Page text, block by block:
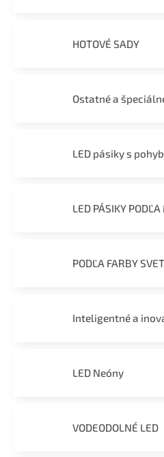
HOTOVÉ SADY
Ostatné a
LED pásiky s
LED PÁSIKY
PODĽA FARBY
Inteligentné a
LED Neóny
VODEODOLNÉ LED